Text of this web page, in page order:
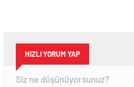
HIZLI YORUM YAP